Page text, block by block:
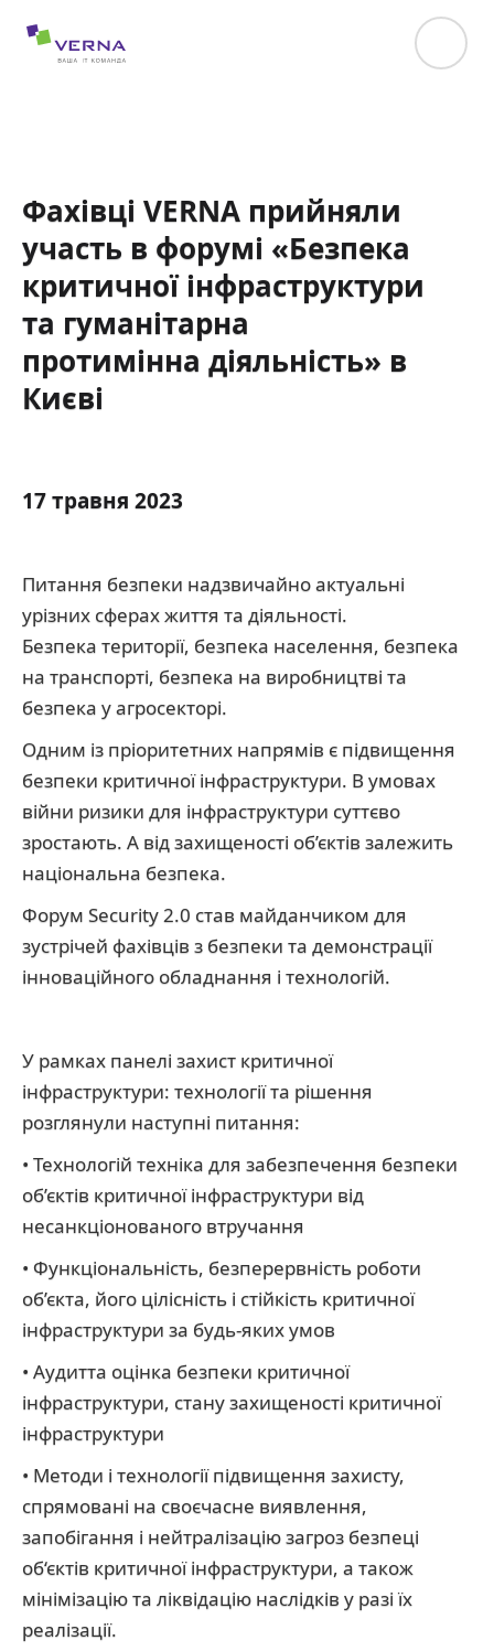
Фахівці VERNA прийняли
участь в форумі «Безпека
критичної інфраструктури
та гуманітарна
протимінна діяльність» в
Києві
17 травня 2023
Питання безпеки надзвичайно актуальні
урізних сферах життя та діяльності.
Безпека території, безпека населення, безпека
на транспорті, безпека на виробництві та
безпека у агросекторі.
Одним із пріоритетних напрямів є підвищення
безпеки критичної інфраструктури. В умовах
війни ризики для інфраструктури суттєво
зростають. А від захищеності об’єктів залежить
національна безпека.
Форум Security 2.0 став майданчиком для
зустрічей фахівців з безпеки та демонстрації
інноваційного обладнання і технологій.
У рамках панелі захист критичної
інфраструктури: технології та рішення
розглянули наступні питання:
• Технологій техніка для забезпечення безпеки
об’єктів критичної інфраструктури від
несанкціонованого втручання
• Функціональність, безперервність роботи
об’єкта, його цілісність і стійкість критичної
інфраструктури за будь-яких умов
• Аудитта оцінка безпеки критичної
інфраструктури, стану захищеності критичної
інфраструктури
• Методи і технології підвищення захисту,
спрямовані на своєчасне виявлення,
запобігання і нейтралізацію загроз безпеці
об‘єктів критичної інфраструктури, а також
мінімізацію та ліквідацію наслідків у разі їх
реалізації.